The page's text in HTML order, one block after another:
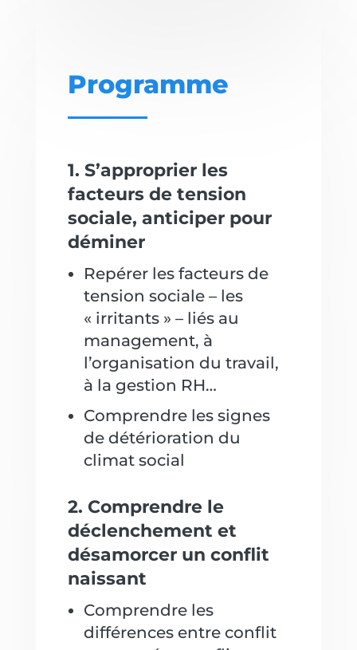
Programme
1. S’approprier les
facteurs de tension
sociale, anticiper pour
déminer
Repérer les facteurs de
tension sociale – les
« irritants » – liés au
management, à
l’organisation du travail,
à la gestion RH…
Comprendre les signes
de détérioration du
climat social
2. Comprendre le
déclenchement et
désamorcer un conflit
naissant
Comprendre les
différences entre conflit